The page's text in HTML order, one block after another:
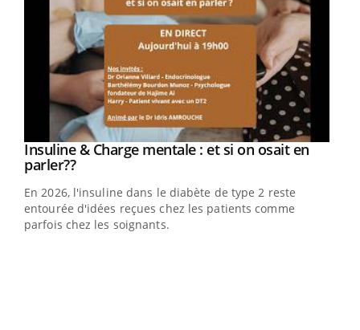
Youtube
Insuline & Charge mentale : et si on osait en
parler??Youtube
En 2026, l'insuline dans le diabète de type 2 reste
entourée d'idées reçues chez les patients comme
parfois chez les soignants.